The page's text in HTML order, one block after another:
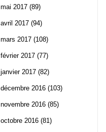
mai 2017 (89)
avril 2017 (94)
mars 2017 (108)
février 2017 (77)
janvier 2017 (82)
décembre 2016 (103)
novembre 2016 (85)
octobre 2016 (81)